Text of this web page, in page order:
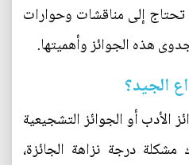
تحتاج إلى مناقشات وحوارات
هذه الجوائز وأهميتها.
الجيد؟
الأدب أو الجوائز التشجيعية
درجة نزاهة الجائزة،